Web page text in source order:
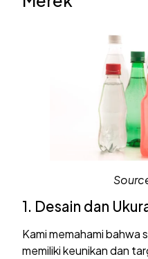
1. Desain dan
Kami memahami bahwa
memiliki keunikan dan